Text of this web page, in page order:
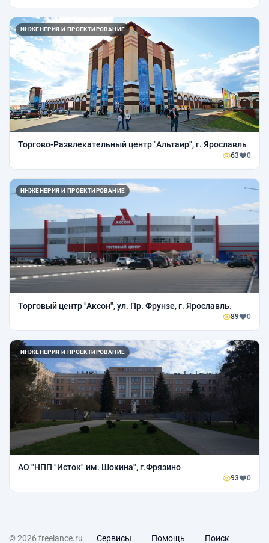
ИНЖЕНЕРИЯ И ПРОЕКТИРОВАНИЕ
Торгово-Развлекательный центр "Альтаир", г. Ярославль
63 0
ИНЖЕНЕРИЯ И ПРОЕКТИРОВАНИЕ
Торговый центр "Аксон", ул. Пр. Фрунзе, г. Ярославль.
89 0
ИНЖЕНЕРИЯ И ПРОЕКТИРОВАНИЕ
АО "НПП "Исток" им. Шокина", г.Фрязино
93 0
© 2026 freelance.ru Сервисы Помощь Поиск